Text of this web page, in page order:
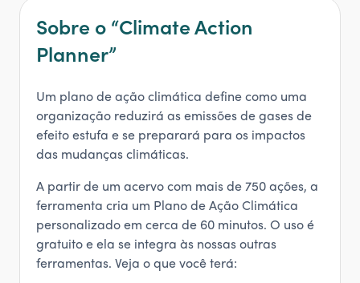
Sobre o “Climate Action
Planner”
Um plano de ação climática define como uma
organização reduzirá as emissões de gases de
efeito estufa e se preparará para os impactos
das mudanças climáticas.
A partir de um acervo com mais de 750 ações, a
ferramenta cria um Plano de Ação Climática
personalizado em cerca de 60 minutos. O uso é
gratuito e ela se integra às nossas outras
ferramentas. Veja o que você terá: